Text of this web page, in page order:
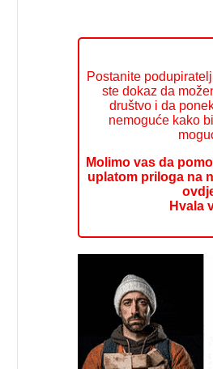
Postanite
ste dokaz da
društvo i da
nemoguće kako
Molimo vas da
uplatom priloga na
Hvala